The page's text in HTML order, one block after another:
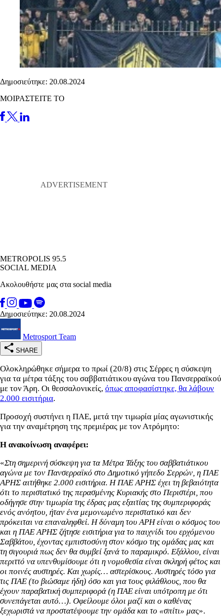
Δημοσιεύτηκε: 20.08.2024
ΜΟΙΡΑΣΤΕΙΤΕ ΤΟ
METROPOLIS 95.5
SOCIAL MEDIA
Ακολουθήστε μας στα social media
Δημοσιεύτηκε: 20.08.2024
Metrosport Team
SHARE
Ολοκληρώθηκε σήμερα το πρωί (20/8) στις Σέρρες η σύσκεψη
για τα μέτρα τάξης του σαββατιάτικου αγώνα του Πανσερραϊκού
με τον Άρη. Οι θεσσαλονικείς, όπως αποφασίστηκε, θα λάβουν
2.000 εισιτήρια.
Προσοχή συστήνει η ΠΑΕ, μετά την τιμωρία μίας αγωνιστικής
για την αναμέτρηση της πρεμιέρας με τον Ατρόμητο:
Η ανακοίνωση αναφέρει:
«Στη σημερινή σύσκεψη για τα Μέτρα Τάξης του σαββατιάτικου
αγώνα με τον Πανσερραϊκό στο Δημοτικό γήπεδο Σερρών, η ΠΑΕ
ΑΡΗΣ αιτήθηκε 2.000 εισιτήρια. Η ΠΑΕ ΑΡΗΣ έχει τη βεβαιότητα
ότι το περιστατικό της περασμένης Κυριακής στο Περιστέρι, που
οδήγησε στην τιμωρία της έδρας μας εξαιτίας της συμπεριφοράς
ενός ανόητου, ήταν ένα μεμονωμένο περιστατικό και δεν
πρόκειται να επαναληφθεί. Η δύναμη του ΑΡΗ είναι ο κόσμος του
και η ΠΑΕ ΑΡΗΣ ζήτησε εισιτήρια για το παιχνίδι του ερχόμενου
Σαββάτου, έχοντας εμπιστοσύνη στον κόσμο της ομάδας μας και
τη σιγουριά πως δεν θα συμβεί ξανά το παραμικρό. Εξάλλου, είναι
περιττό να υπενθυμίσουμε ότι η νομοθεσία είναι σκληρή φέτος και
οι ποινές αυστηρές. Και χωρίς… αστερίσκους. Αυστηρές τόσο για
τις ΠΑΕ (το βιώσαμε ήδη) όσο και για τους φιλάθλους, που θα
έχουν παραβατική συμπεριφορά (η ΠΑΕ είναι υπότροπη με ότι
συνεπάγεται αυτό…). Οφείλουμε όλοι μαζί και ο καθένας
ξεχωριστά να προστατέψουμε την ομάδα και το «σπίτι» μας».